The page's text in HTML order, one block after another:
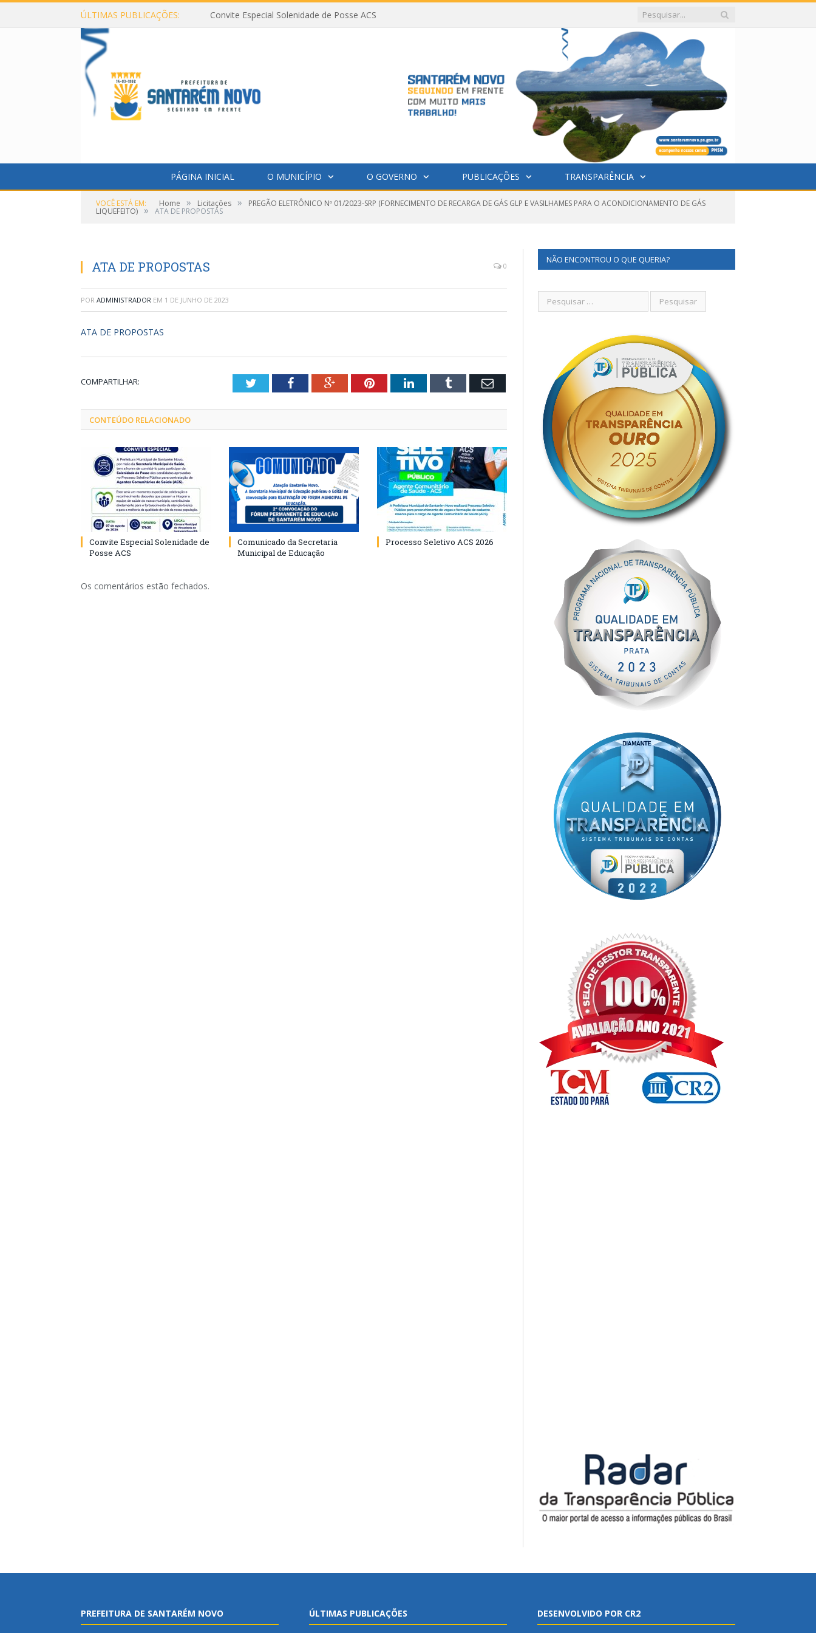
ÚLTIMAS PUBLICAÇÕES: Convite Especial Solenidade de Posse ACS
PÁGINA INICIAL O MUNICÍPIO O GOVERNO PUBLICAÇÕES TRANSPARÊNCIA
VOCÊ ESTÁ EM: Home » Licitações » PREGÃO ELETRÔNICO Nº 01/2023-SRP (FORNECIMENTO DE RECARGA DE GÁS GLP E VASILHAMES PARA O ACONDICIONAMENTO DE GÁS
LIQUEFEITO) » ATA DE PROPOSTAS
ATA DE PROPOSTAS 0
POR ADMINISTRADOR EM 1 DE JUNHO DE 2023
ATA DE PROPOSTAS
COMPARTILHAR: TwitterFacebookGoogle+PinterestLinkedInTumblr Email
CONTEÚDO RELACIONADO
Convite Especial Solenidade de
Posse ACS
Comunicado da Secretaria
Municipal de Educação
Processo Seletivo ACS 2026
Os comentários estão fechados.
NÃO ENCONTROU O QUE QUERIA?
PREFEITURA DE SANTARÉM NOVO ÚLTIMAS PUBLICAÇÕES DESENVOLVIDO POR CR2